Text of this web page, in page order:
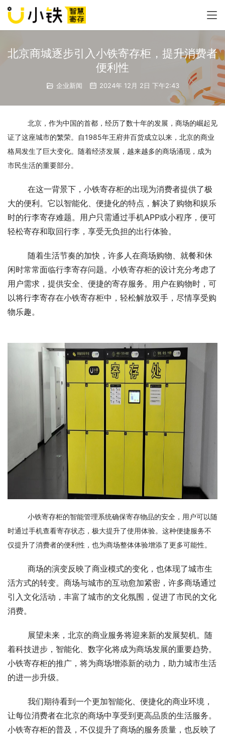
北京商城逐步引入小铁寄存柜，提升消费者
便利性
企业新闻 2024年 12月 2日 下午2:43
北京，作为中国的首都，经历了数十年的发展，商场的崛起见
证了这座城市的繁荣。自1985年王府井百货成立以来，北京的商业
格局发生了巨大变化。随着经济发展，越来越多的商场涌现，成为
市民生活的重要部分。
大的便利。它以智能化、便捷化的特点，解决了购物和娱乐
时的行李寄存难题。用户只需通过手机APP或小程序，便可
轻松寄存和取回行李，享受无负担的出行体验。
闲时常常面临行李寄存问题。小铁寄存柜的设计充分考虑了
用户需求，提供安全、便捷的寄存服务。用户在购物时，可
以将行李寄存在小铁寄存柜中，轻松解放双手，尽情享受购
物乐趣。
小铁寄存柜的智能管理系统确保寄存物品的安全，用户可以随
时通过手机查看寄存状态，极大提升了使用体验。这种便捷服务不
仅提升了消费者的便利性，也为商场整体体验增添了更多可能性。
活方式的转变。商场与城市的互动愈加紧密，许多商场通过
引入文化活动，丰富了城市的文化氛围，促进了市民的文化
消费。
着科技进步，智能化、数字化将成为商场发展的重要趋势。
小铁寄存柜的推广，将为商场增添新的动力，助力城市生活
的进一步升级。
让每位消费者在北京的商场中享受到更高品质的生活服务。
小铁寄存柜的普及，不仅提升了商场的服务质量，也反映了